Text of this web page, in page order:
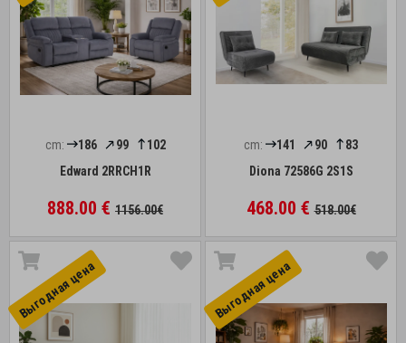
cm: 186 99
102
Edward 2RRCH1R
888.00 € 1156.00€
cm: 141 90
83
Diona 72586G 2S1S
468.00 €518.00€
Выгоднaя цена Выгоднaя цена